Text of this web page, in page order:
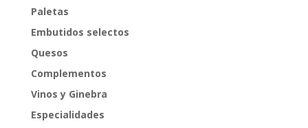
Paletas
Embutidos selectos
Quesos
Complementos
Vinos y Ginebra
Especialidades